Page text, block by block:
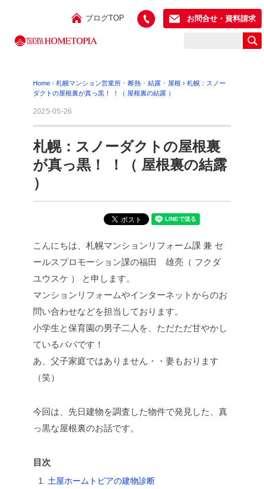
ブログTOP お問合せ・資料請求
Home › 札幌マンション営業所 ･ 断熱 ･ 結露 ･ 屋根 › 札幌：スノー
ダクトの屋根裏が真っ黒！ ！（ 屋根裏の結露 ）
2025-05-26
札幌：スノーダクトの屋根裏
が真っ黒！ ！（ 屋根裏の結露
）
こんにちは、札幌マンションリフォーム課 兼 セ
ールスプロモーション課の福田 雄亮（ フクダ
ユウスケ ） と申します。
マンションリフォームやインターネットからのお
問い合わせなどを担当しております。
小学生と保育園の男子二人を、ただただ甘やかし
ているパパです！
あ、父子家庭ではありません・・妻もおります
（笑）
今回は、先日建物を調査した物件で発見した、真
っ黒な屋根裏のお話です。
目次
土屋ホームトピアの建物診断